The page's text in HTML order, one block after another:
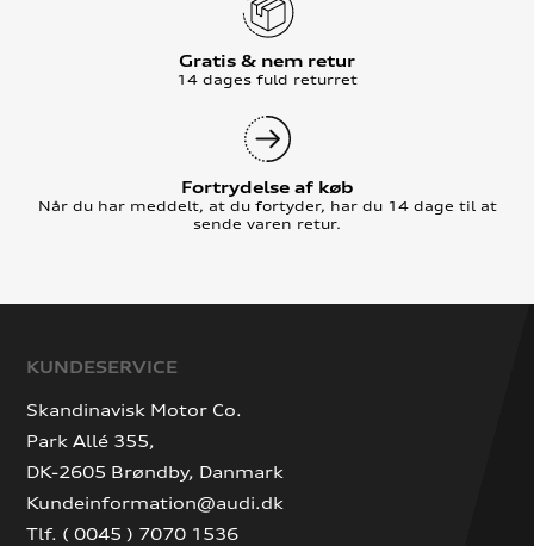
Gratis & nem retur
14 dages fuld returret
Fortrydelse af køb
Når du har meddelt, at du fortyder, har du 14 dage til at
sende varen retur.
KUNDESERVICE
Skandinavisk Motor Co.
Park Allé 355,
DK-2605 Brøndby, Danmark
Kundeinformation@audi.dk
Tlf. ( 0045 ) 7070 1536